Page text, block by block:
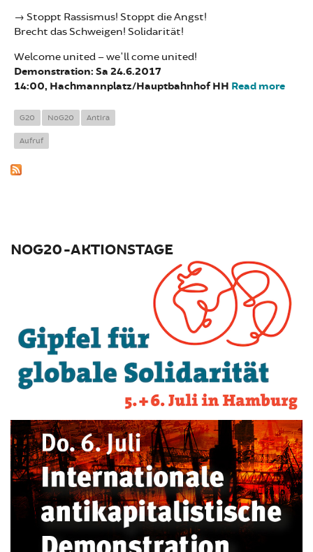
→ Stoppt Rassismus! Stoppt die Angst!
Brecht das Schweigen! Solidarität!
Welcome united – we'll come united!
Demonstration: Sa 24.6.2017
14:00, Hachmannplatz/Hauptbahnhof HH Read more
G20 NoG20 Antira
Aufruf
NOG20-AKTIONSTAGE